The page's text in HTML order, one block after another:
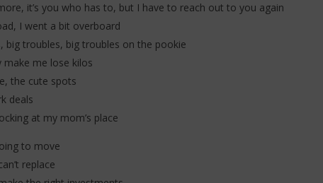
it’s you who has to, but I have to reach out to you again
I went a bit overboard
big troubles, big troubles on the pookie
make me lose kilos
the cute spots
deals
at my mom’s place
to move
replace